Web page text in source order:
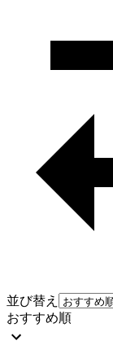
並び替え
おすすめ順